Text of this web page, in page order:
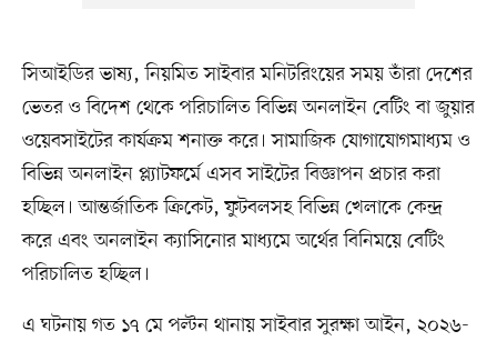
সিআইডির ভাষ্য, নিয়মিত সাইবার মনিটরিংয়ের সময় তাঁরা দেশের
ভেতর ও বিদেশ থেকে পরিচালিত বিভিন্ন অনলাইন বেটিং বা জুয়ার
ওয়েবসাইটের কার্যক্রম শনাক্ত করে। সামাজিক যোগাযোগমাধ্যম ও
বিভিন্ন অনলাইন প্ল্যাটফর্মে এসব সাইটের বিজ্ঞাপন প্রচার করা
হচ্ছিল। আন্তর্জাতিক ক্রিকেট, ফুটবলসহ বিভিন্ন খেলাকে কেন্দ্র
করে এবং অনলাইন ক্যাসিনোর মাধ্যমে অর্থের বিনিময়ে বেটিং
পরিচালিত হচ্ছিল।
এ ঘটনায় গত ১৭ মে পল্টন থানায় সাইবার সুরক্ষা আইন, ২০২৬-